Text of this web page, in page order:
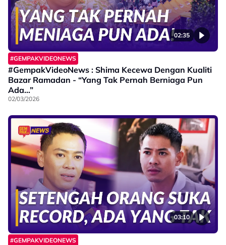
02:35
#GEMPAKVIDEONEWS
#GempakVideoNews : Shima Kecewa Dengan Kualiti
Bazar Ramadan - “Yang Tak Pernah Berniaga Pun
Ada…”
02/03/2026
03:10
#GEMPAKVIDEONEWS